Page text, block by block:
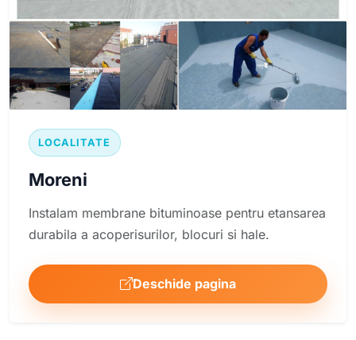
LOCALITATE
Moreni
Instalam membrane bituminoase pentru etansarea
durabila a acoperisurilor, blocuri si hale.
Deschide pagina